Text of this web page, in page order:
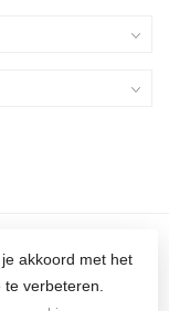
akkoord met het
verbeteren.